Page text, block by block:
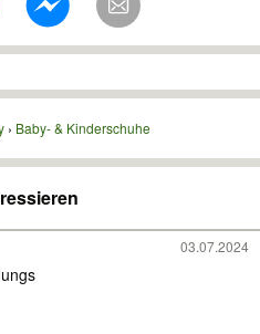
Baby- & Kinderschuhe
03.07.2024